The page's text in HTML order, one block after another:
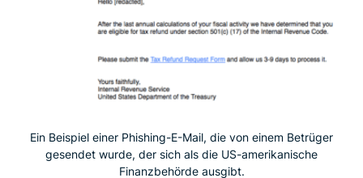
Ein Beispiel einer Phishing-E-Mail, die von einem Betrüger
gesendet wurde, der sich als die US-amerikanische
Finanzbehörde ausgibt.